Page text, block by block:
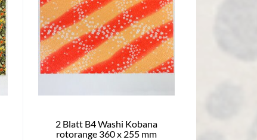
2 Blatt B4 Washi Kobana
rotorange 360 x 255 mm